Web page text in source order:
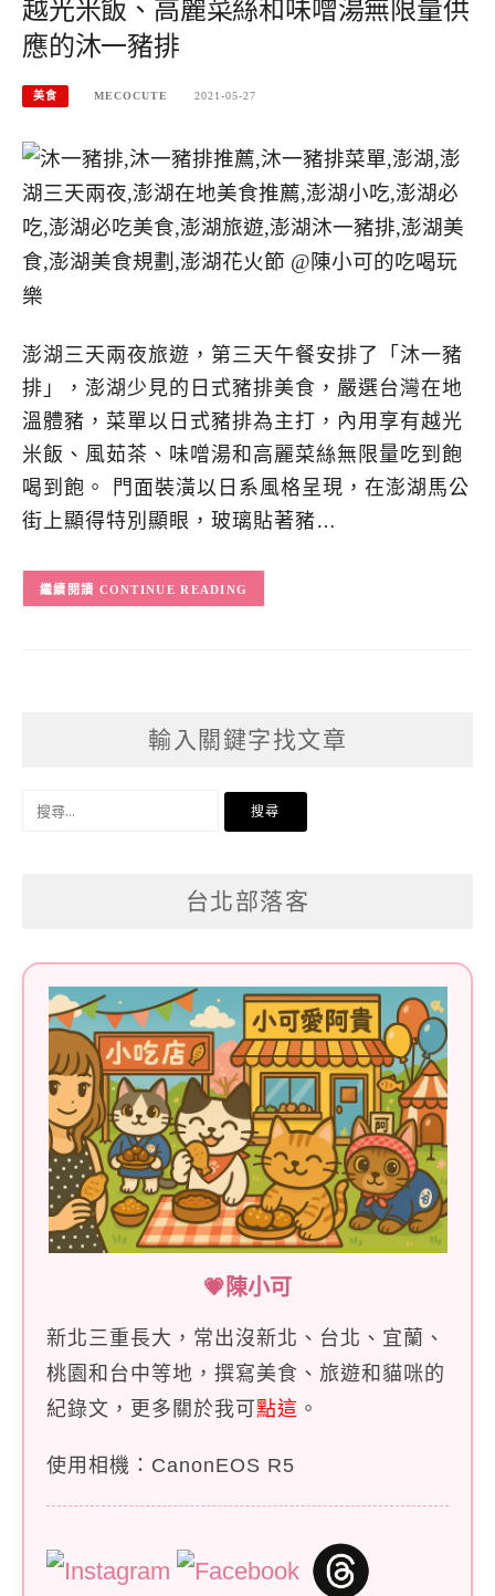
越光米飯、高麗菜絲和味噌湯無限量供
應的沐一豬排
美食 MECOCUTE 2021-05-27
澎湖三天兩夜旅遊，第三天午餐安排了「沐一豬
排」，澎湖少見的日式豬排美食，嚴選台灣在地
溫體豬，菜單以日式豬排為主打，內用享有越光
米飯、風茹茶、味噌湯和高麗菜絲無限量吃到飽
喝到飽。 門面裝潢以日系風格呈現，在澎湖馬公
街上顯得特別顯眼，玻璃貼著豬…
CONTINUE READING
輸入關鍵字找文章
搜
台北部落客
💗陳小可
新北三重長大，常出沒新北、台北、宜蘭、
桃園和台中等地，撰寫美食、旅遊和貓咪的
紀錄文，更多關於我可 點這 。
使用相機：CanonEOS R5